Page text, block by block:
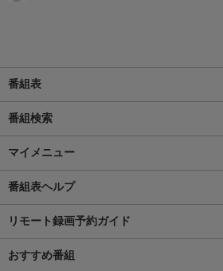
番組表
番組検索
マイメニュー
番組表ヘルプ
リモート録画予約ガイド
おすすめ番組